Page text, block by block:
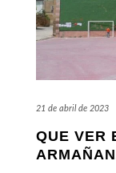
21 de abril de 2023
QUE VER